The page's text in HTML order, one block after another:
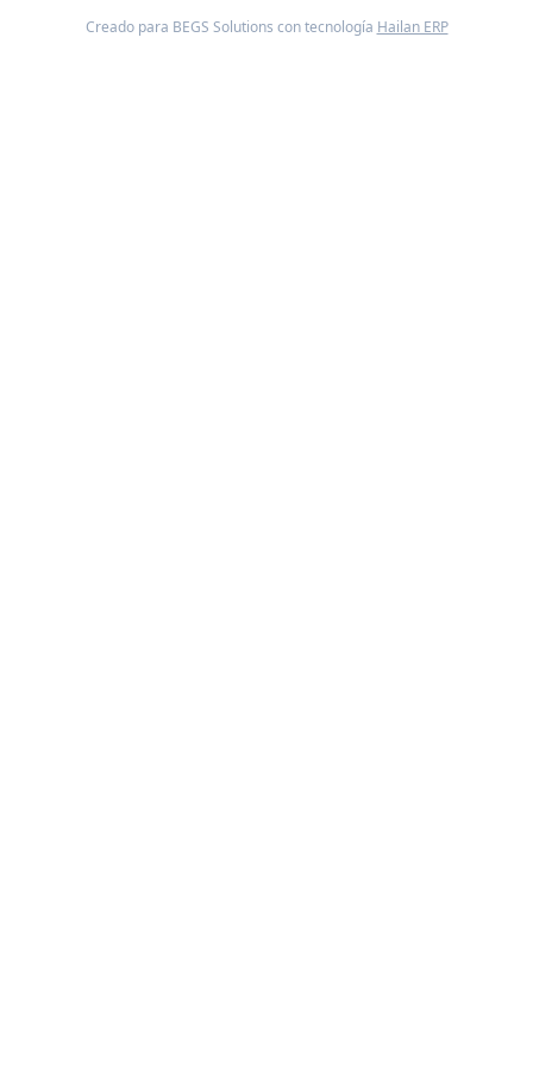
Creado para BEGS Solutions con tecnología Hailan ERP